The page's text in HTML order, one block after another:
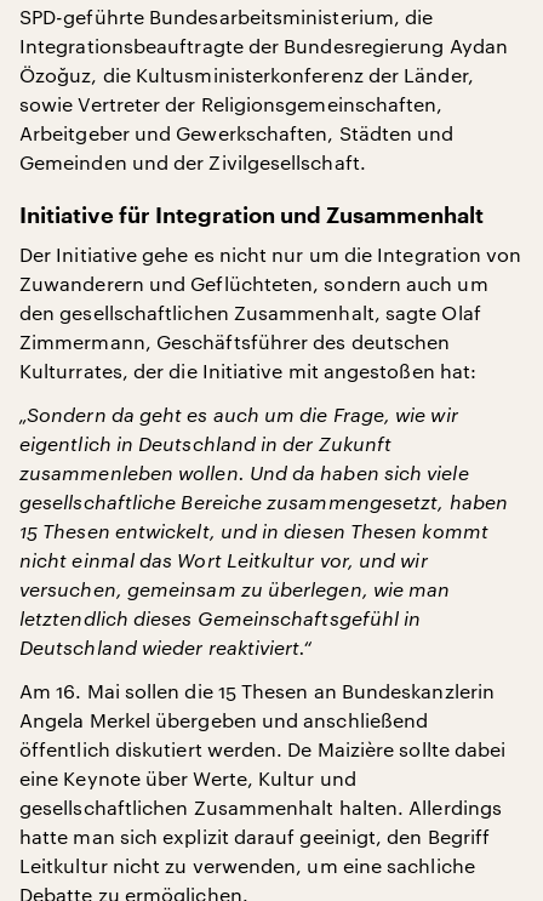
SPD-geführte Bundesarbeitsministerium, die
Integrationsbeauftragte der Bundesregierung Aydan
Özoğuz, die Kultusministerkonferenz der Länder,
sowie Vertreter der Religionsgemeinschaften,
Arbeitgeber und Gewerkschaften, Städten und
Gemeinden und der Zivilgesellschaft.
Initiative für Integration und Zusammenhalt
Der Initiative gehe es nicht nur um die Integration von
Zuwanderern und Geflüchteten, sondern auch um
den gesellschaftlichen Zusammenhalt, sagte Olaf
Zimmermann, Geschäftsführer des deutschen
Kulturrates, der die Initiative mit angestoßen hat:
„Sondern da geht es auch um die Frage, wie wir
eigentlich in Deutschland in der Zukunft
zusammenleben wollen. Und da haben sich viele
gesellschaftliche Bereiche zusammengesetzt, haben
15 Thesen entwickelt, und in diesen Thesen kommt
nicht einmal das Wort Leitkultur vor, und wir
versuchen, gemeinsam zu überlegen, wie man
letztendlich dieses Gemeinschaftsgefühl in
Deutschland wieder reaktiviert.“
Am 16. Mai sollen die 15 Thesen an Bundeskanzlerin
Angela Merkel übergeben und anschließend
öffentlich diskutiert werden. De Maizière sollte dabei
eine Keynote über Werte, Kultur und
gesellschaftlichen Zusammenhalt halten. Allerdings
hatte man sich explizit darauf geeinigt, den Begriff
Leitkultur nicht zu verwenden, um eine sachliche
Debatte zu ermöglichen.